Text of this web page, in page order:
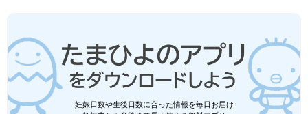
妊娠日数や生後日数に合った情報を毎日お届け